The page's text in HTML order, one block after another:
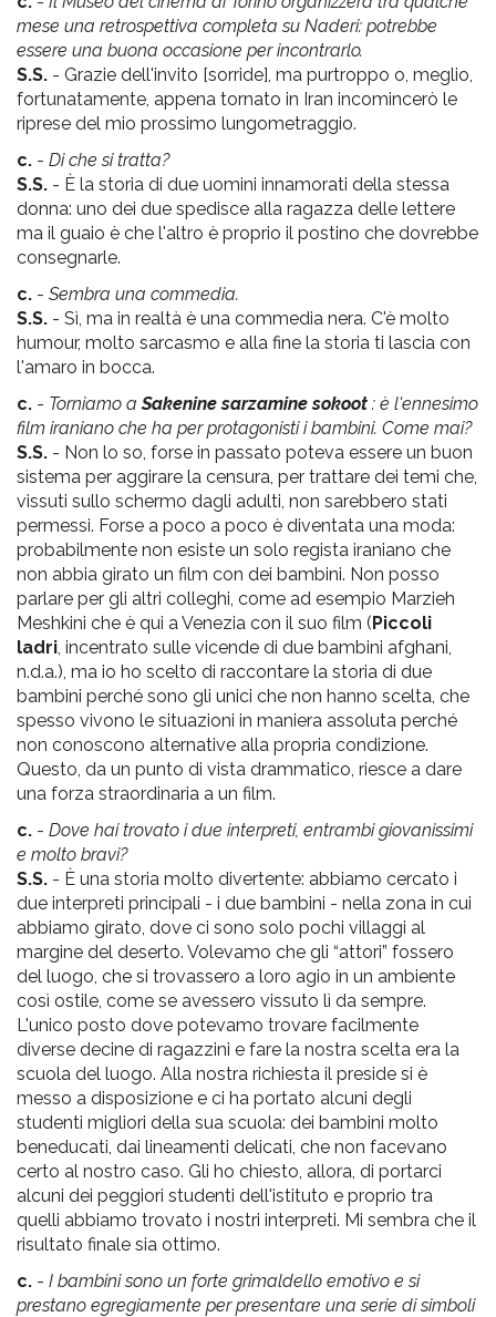
mese una retrospettiva completa su Naderi: potrebbe
essere una buona occasione per incontrarlo.
S.S. - Grazie dell'invito [sorride], ma purtroppo o, meglio,
fortunatamente, appena tornato in Iran incomincerò le
riprese del mio prossimo lungometraggio.
c. - Di che si tratta?
S.S. - È la storia di due uomini innamorati della stessa
donna: uno dei due spedisce alla ragazza delle lettere
ma il guaio è che l'altro è proprio il postino che dovrebbe
consegnarle.
c. - Sembra una commedia.
S.S. - Sì, ma in realtà è una commedia nera. C'è molto
humour, molto sarcasmo e alla fine la storia ti lascia con
l'amaro in bocca.
c. - Torniamo aSakenine sarzamine sokoot : è l'ennesimo
film iraniano che ha per protagonisti i bambini. Come mai?
S.S. - Non lo so, forse in passato poteva essere un buon
sistema per aggirare la censura, per trattare dei temi che,
vissuti sullo schermo dagli adulti, non sarebbero stati
permessi. Forse a poco a poco è diventata una moda:
probabilmente non esiste un solo regista iraniano che
non abbia girato un film con dei bambini. Non posso
parlare per gli altri colleghi, come ad esempio Marzieh
Meshkini che è qui a Venezia con il suo film (Piccoli
ladri, incentrato sulle vicende di due bambini afghani,
n.d.a.), ma io ho scelto di raccontare la storia di due
bambini perché sono gli unici che non hanno scelta, che
spesso vivono le situazioni in maniera assoluta perché
non conoscono alternative alla propria condizione.
Questo, da un punto di vista drammatico, riesce a dare
una forza straordinaria a un film.
c. - Dove hai trovato i due interpreti, entrambi giovanissimi
e molto bravi?
S.S. - È una storia molto divertente: abbiamo cercato i
due interpreti principali - i due bambini - nella zona in cui
abbiamo girato, dove ci sono solo pochi villaggi al
margine del deserto. Volevamo che gli “attori” fossero
del luogo, che si trovassero a loro agio in un ambiente
così ostile, come se avessero vissuto lì da sempre.
L'unico posto dove potevamo trovare facilmente
diverse decine di ragazzini e fare la nostra scelta era la
scuola del luogo. Alla nostra richiesta il preside si è
messo a disposizione e ci ha portato alcuni degli
studenti migliori della sua scuola: dei bambini molto
beneducati, dai lineamenti delicati, che non facevano
certo al nostro caso. Gli ho chiesto, allora, di portarci
alcuni dei peggiori studenti dell'istituto e proprio tra
quelli abbiamo trovato i nostri interpreti. Mi sembra che il
risultato finale sia ottimo.
c. - I bambini sono un forte grimaldello emotivo e si
prestano egregiamente per presentare una serie di simboli